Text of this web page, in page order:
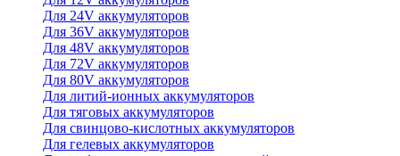
Для 24V аккумуляторов
Для 36V аккумуляторов
Для 48V аккумуляторов
Для 72V аккумуляторов
Для 80V аккумуляторов
Для литий-ионных аккумуляторов
Для тяговых аккумуляторов
Для свинцово-кислотных аккумуляторов
Для гелевых аккумуляторов